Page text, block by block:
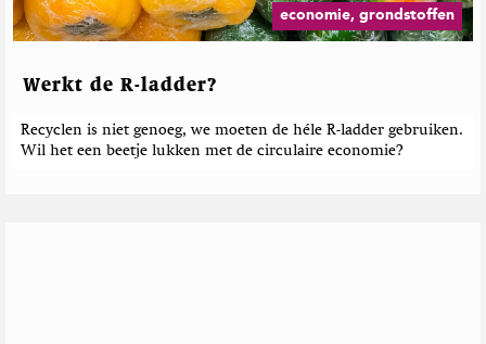
economie, grondstoffen
Werkt de R-ladder?
Recyclen is niet genoeg, we moeten de héle R-ladder gebruiken.
Wil het een beetje lukken met de circulaire economie?